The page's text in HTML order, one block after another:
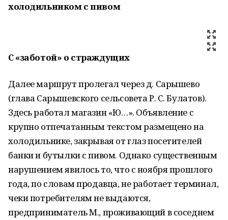
холодильником с пивом
С «заботой» о страждущих
Далее маршрут пролегал через д. Сарышево
(глава Сарышевского сельсовета Р. С. Булатов).
Здесь работал магазин «Ю…». Объявление с
крупно отпечатанным текстом размещено на
холодильнике, закрывая от глаз посетителей
банки и бутылки с пивом. Однако существенным
нарушением явилось то, что с ноября прошлого
года, по словам продавца, не работает терминал,
чеки потребителям не выдаются,
предприниматель М., проживающий в соседнем